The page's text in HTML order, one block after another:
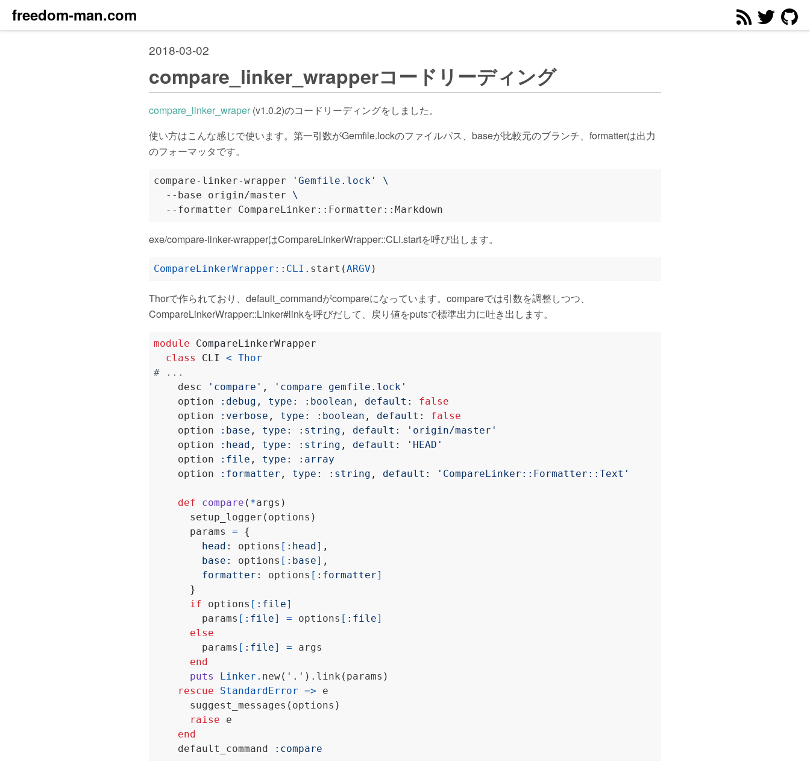
freedom-man.com
2018-03-02
compare_linker_wrapperコードリーディング
compare_linker_wraper (v1.0.2)のコードリーディングをしました。
使い方はこんな感じで使います。第一引数がGemfile.lockのファイルパス、baseが比較元のブランチ、formatterは出力
のフォーマッタです。
compare-linker-wrapper 'Gemfile.lock'
  --base origin/master
exe/compare-linker-wrapperはCompareLinkerWrapper::CLI.startを呼び出します。
CompareLinkerWrapper :: CLI . start (ARGV )
Thorで作られており、default_commandがcompareになっています。compareでは引数を調整しつつ、
CompareLinkerWrapper::Linker#linkを呼びだして、戻り値をputsで標準出力に吐き出します。
module
CompareLinkerWrapper
class
CLI < Thor
# ...
    desc
'compare' ,
'compare gemfile.lock'
    option
:debug , type : :boolean , default :
false
    option
:verbose , type : :boolean , default :
false
    option
:base , type : :string , default :
'origin/master'
    option
:head , type : :string , default :
'HEAD'
    option
:file , type :
:array
    option
:formatter , type : :string , default : 'CompareLinker::Formatter::Text'
def compare ( *args )
      setup_logger
( options )
      params
=
{
head : options [ :head] ,
base : options [ :base] ,
formatter : options [ :formatter]
}
if options [ :file]
        params
[ :file] = options [ :file]
else
        params
[ :file] =
end
puts
Linker . new( '.' ) . link ( params )
rescue
StandardError =>
      suggest_messages
( options )
raise
end
    default_command
:compare